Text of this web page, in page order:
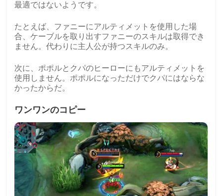
最適ではないようです。
たとえば、ファニーにアルティメットを使用した場
合、ケーブルを取り出すファニーのスキルは取得でき
ません。代わりに主人公が持つスキルのみ。
次に、ポポルとクパのヒーローにもアルティメットを
使用しません。ポポルになっただけでクパにはならな
かったからだ。
ワンワンのコピー